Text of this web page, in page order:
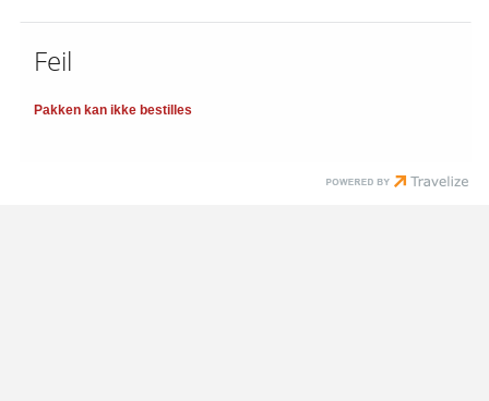
Feil
Pakken kan ikke bestilles